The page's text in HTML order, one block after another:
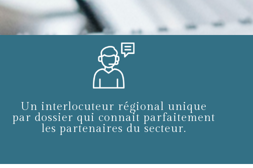
Un interlocuteur régional unique
par dossier qui connait parfaitement
les partenaires du secteur.